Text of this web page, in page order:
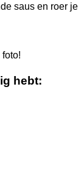
saus en roer je
hebt: